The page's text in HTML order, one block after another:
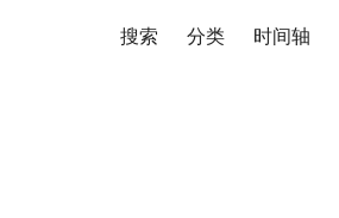
搜索 分类 时间轴